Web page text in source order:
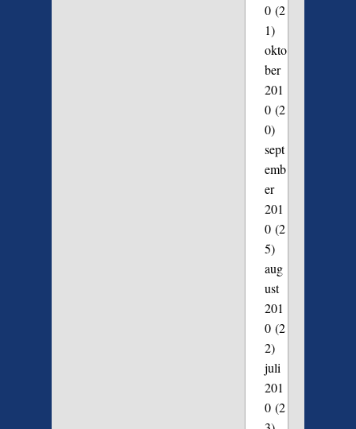
0(2
1)
okto
ber
201
0(2
0)
sept
emb
er
201
0(2
5)
aug
ust
201
0(2
2)
juli
201
0(2